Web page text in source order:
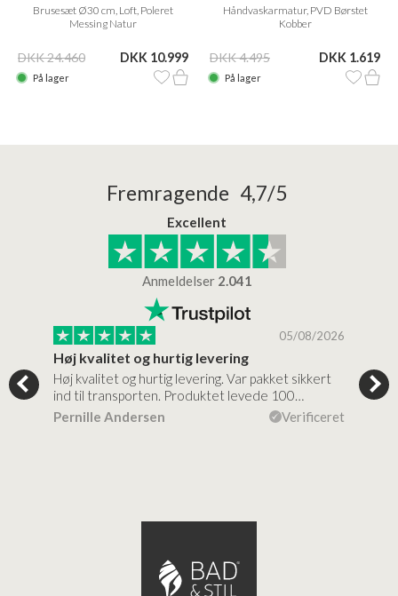
Brusesæt Ø30 cm, Loft, Poleret
Messing Natur
DKK 24.460 DKK 10.999
På lager
Håndvaskarmatur, PVD Børstet
Kobber
DKK 4.495 DKK 1.619
På lager
Fremragende 4,7/5
Excellent
Anmeldelser 2.041
05/08/2026
Høj kvalitet og hurtig levering
Høj kvalitet og hurtig levering. Var pakket sikkert
ind til transporten. Produktet levede 100…
Pernille Andersen
Verificeret